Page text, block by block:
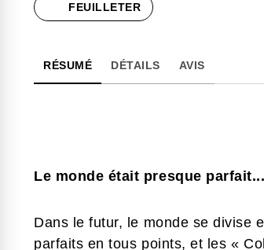
FEUILLETER
RÉSUMÉ DÉTAILS AVIS
Le monde était presque parfait...
Dans le futur, le monde se divise
parfaits en tous points, et les «